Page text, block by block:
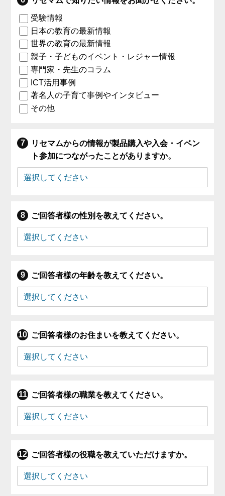
受験情報
日本の教育の最新情報
世界の教育の最新情報
親子・子どものイベント・レジャー情報
専門家・先生のコラム
ICT活用事例
著名人の子育て事例やインタビュー
その他
リセマムからの情報が製品購入や入会・イベン
ト参加につながったことがありますか。
ご回答者様の性別を教えてください。
ご回答者様の年齢を教えてください。
ご回答者様のお住まいを教えてください。
ご回答者様の職業を教えてください。
ご回答者様の役職を教えていただけますか。